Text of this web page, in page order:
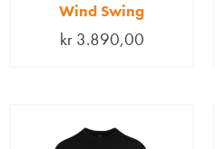
Wind Swing
kr3.890,00